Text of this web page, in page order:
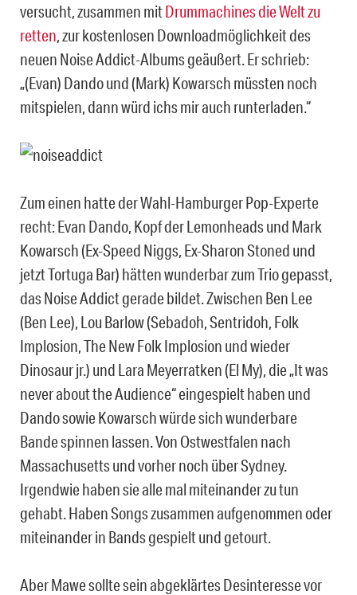
versucht, zusammen mitDrummachines die Welt zu
retten, zur kostenlosen Downloadmöglichkeit des
neuen Noise Addict-Albums geäußert. Er schrieb:
„(Evan) Dando und (Mark) Kowarsch müssten noch
mitspielen, dann würd ichs mir auch runterladen.“
Zum einen hatte der Wahl-Hamburger Pop-Experte
recht: Evan Dando, Kopf der Lemonheads und Mark
Kowarsch (Ex-Speed Niggs, Ex-Sharon Stoned und
jetzt Tortuga Bar) hätten wunderbar zum Trio gepasst,
das Noise Addict gerade bildet. Zwischen Ben Lee
(Ben Lee), Lou Barlow (Sebadoh, Sentridoh, Folk
Implosion, The New Folk Implosion und wieder
Dinosaur jr.) und Lara Meyerratken (El My), die „It was
never about the Audience“ eingespielt haben und
Dando sowie Kowarsch würde sich wunderbare
Bande spinnen lassen. Von Ostwestfalen nach
Massachusetts und vorher noch über Sydney.
Irgendwie haben sie alle mal miteinander zu tun
gehabt. Haben Songs zusammen aufgenommen oder
miteinander in Bands gespielt und getourt.
Aber Mawe sollte sein abgeklärtes Desinteresse vor